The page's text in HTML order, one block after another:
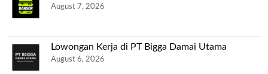
August 7, 2026
Lowongan Kerja di PT Bigga Damai Utama
August 6, 2026